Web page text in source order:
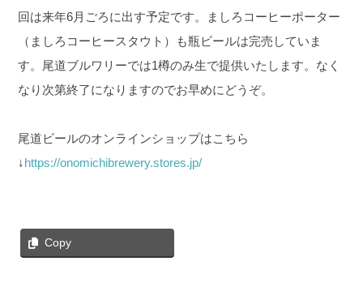
回は来年6月ごろに出す予定です。
ましろコーヒーポーター
（ましろコーヒースタウト）も瓶ビールは完売していま
す。尾道ブルワリーでは1樽のみ生で提供いたします。なく
なり次第終了になりますのでお早めにどうぞ。
尾道ビールのオンラインショップはこちら
↓https://onomichibrewery.stores.jp/
Copy